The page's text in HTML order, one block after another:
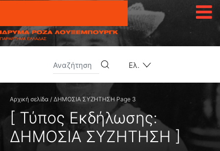
Ελ.
Αρχική σελίδα / ΔΗΜΟΣΙΑ ΣΥΖΗΤΗΣΗPage 3
[ Τύπος Εκδήλωσης:
ΔΗΜΟΣΙΑ ΣΥΖΗΤΗΣΗ ]